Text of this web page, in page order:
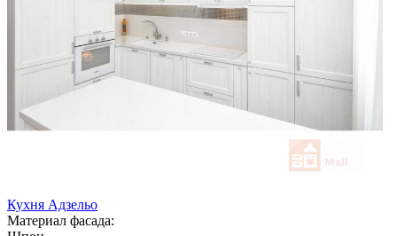
Кухня Адзельо
Материал фасада: